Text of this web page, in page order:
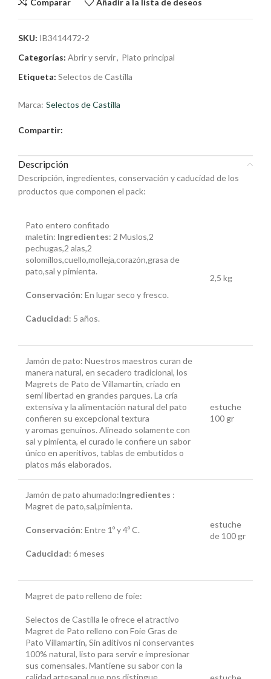
SKU: IB3414472-2
Categorías: Abrir y servir, Plato principal
Etiqueta: Selectos de Castilla
Marca: Selectos de Castilla
Compartir:
Descripción
Descripción, ingredientes, conservación y caducidad de los
productos que componen el pack:
Pato entero confitado
maletín: Ingredientes: 2 Muslos,2
pechugas,2 alas,2
solomillos,cuello,molleja,corazón,grasa de
pato,sal y pimienta.
Conservación: En lugar seco y fresco.
Caducidad: 5 años.
2,5 kg
Jamón de pato: Nuestros maestros curan de
manera natural, en secadero tradicional, los
Magrets de Pato de Villamartín, criado en
semi libertad en grandes parques. La cría
extensiva y la alimentación natural del pato
confieren su excepcional textura
y aromas genuinos. Alineado solamente con
sal y pimienta, el curado le confiere un sabor
único en aperitivos, tablas de embutidos o
platos más elaborados.
estuche
100 gr
Jamón de pato ahumado:Ingredientes :
Magret de pato,sal,pimienta.
Conservación: Entre 1º y 4º C.
Caducidad: 6 meses
estuche
de 100 gr
Magret de pato relleno de foie:
Selectos de Castilla le ofrece el atractivo
Magret de Pato relleno con Foie Gras de
Pato Villamartín, Sin aditivos ni conservantes
100% natural, listo para servir e impresionar
sus comensales. Mantiene su sabor con la
calidad artesanal que nos distingue.